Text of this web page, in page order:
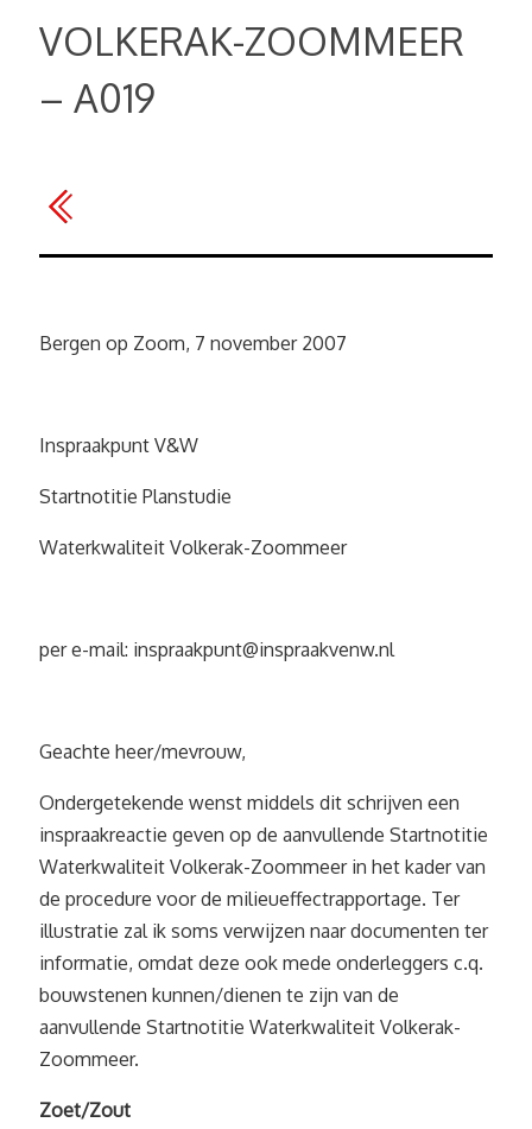
VOLKERAK-ZOOMMEER
– A019
Bergen op Zoom, 7 november 2007
Inspraakpunt V&W
Startnotitie Planstudie
Waterkwaliteit Volkerak-Zoommeer
per e-mail: inspraakpunt@inspraakvenw.nl
Geachte heer/mevrouw,
Ondergetekende wenst middels dit schrijven een
inspraakreactie geven op de aanvullende Startnotitie
Waterkwaliteit Volkerak-Zoommeer in het kader van
de procedure voor de milieueffectrapportage. Ter
illustratie zal ik soms verwijzen naar documenten ter
informatie, omdat deze ook mede onderleggers c.q.
bouwstenen kunnen/dienen te zijn van de
aanvullende Startnotitie Waterkwaliteit Volkerak-
Zoommeer.
Zoet/Zout